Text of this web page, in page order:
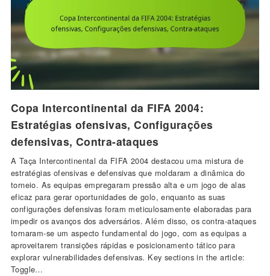
Copa Intercontinental da FIFA 2004:
Estratégias ofensivas, Configurações
defensivas, Contra-ataques
A Taça Intercontinental da FIFA 2004 destacou uma mistura de
estratégias ofensivas e defensivas que moldaram a dinâmica do
torneio. As equipas empregaram pressão alta e um jogo de alas
eficaz para gerar oportunidades de golo, enquanto as suas
configurações defensivas foram meticulosamente elaboradas para
impedir os avanços dos adversários. Além disso, os contra-ataques
tornaram-se um aspecto fundamental do jogo, com as equipas a
aproveitarem transições rápidas e posicionamento tático para
explorar vulnerabilidades defensivas. Key sections in the article:
Toggle…